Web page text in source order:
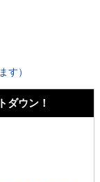
す）
ダウン！